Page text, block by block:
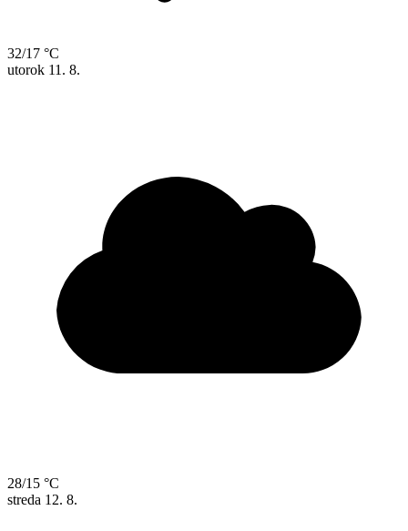
32/17 °C
utorok 11. 8.
28/15 °C
streda 12. 8.